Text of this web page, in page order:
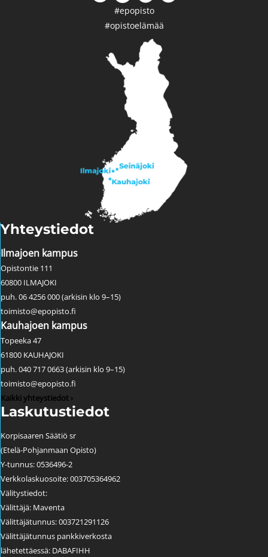
#epopisto
#opistoelämää
Yhteystiedot
Ilmajoen kampus
Opistontie 111
60800 ILMAJOKI
puh. 06 4256 000 (arkisin klo 9–15)
toimisto@epopisto.fi
Kauhajoen kampus
Topeeka 47
61800 KAUHAJOKI
puh. 040 717 0663 (arkisin klo 9–15)
toimisto@epopisto.fi
Kaikki yhteystiedot ›
Laskutustiedot
Korpisaaren Säätiö sr
(Etelä-Pohjanmaan Opisto)
Y-tunnus: 0536496-2
Verkkolaskuosoite: 003705364962
Välitystiedot:
Välittäjä: Maventa
Välittäjätunnus: 003721291126
Välittäjätunnus pankkiverkosta
lähetettäessä: DABAFIHH